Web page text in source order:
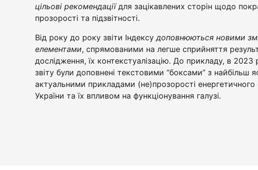
цільові рекомендаціїдля зацікавлених сторін щодо
прозорості та підзвітності.
Від року до року звіти Індексудоповнюються новими
елементами, спрямованими на легше сприйняття
дослідження, їх контекстуалізацію. До прикладу, в 2023
звіту були доповнені текстовими “боксами” з найбільш
актуальними прикладами (не)прозорості енергетичного
України та їх впливом на функціонування галузі.